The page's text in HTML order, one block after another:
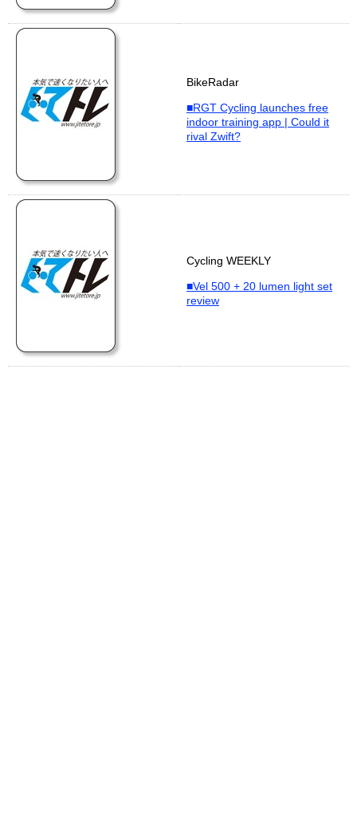
BikeRadar
■RGT Cycling launches free
indoor training app | Could it
rival Zwift?
Cycling WEEKLY
■Vel 500 + 20 lumen light set
review